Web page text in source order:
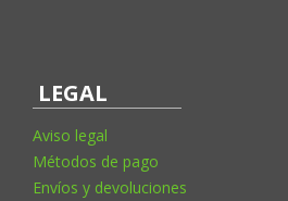
LEGAL
Aviso legal
Métodos de pago
Envíos y devoluciones